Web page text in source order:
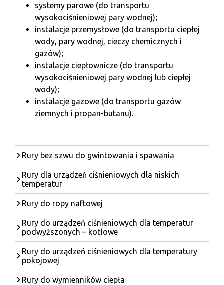
systemy parowe (do transportu
wysokociśnieniowej pary wodnej);
instalacje przemysłowe (do transportu ciepłej
wody, pary wodnej, cieczy chemicznych i
gazów);
instalacje ciepłownicze (do transportu
wysokociśnieniowej pary wodnej lub ciepłej
wody);
instalacje gazowe (do transportu gazów
ziemnych i propan-butanu).
Rury bez szwu do gwintowania i spawania
Rury dla urządzeń ciśnieniowych dla niskich
temperatur
Rury do ropy naftowej
Rury do urządzeń ciśnieniowych dla temperatur
podwyższonych – kotłowe
Rury do urządzeń ciśnieniowych dla temperatury
pokojowej
Rury do wymienników ciepła